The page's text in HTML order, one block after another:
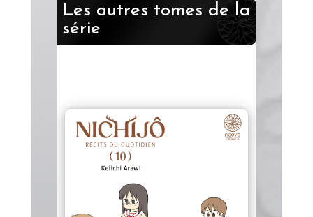
Les autres tomes de la
série